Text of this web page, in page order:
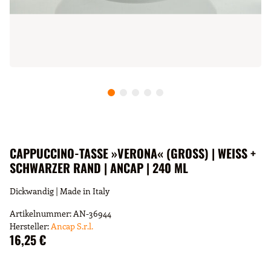
CAPPUCCINO-TASSE »VERONA« (GROSS) | WEISS +
SCHWARZER RAND | ANCAP | 240 ML
Dickwandig | Made in Italy
Artikelnummer:AN-36944
Hersteller:Ancap S.r.l.
16,25 €